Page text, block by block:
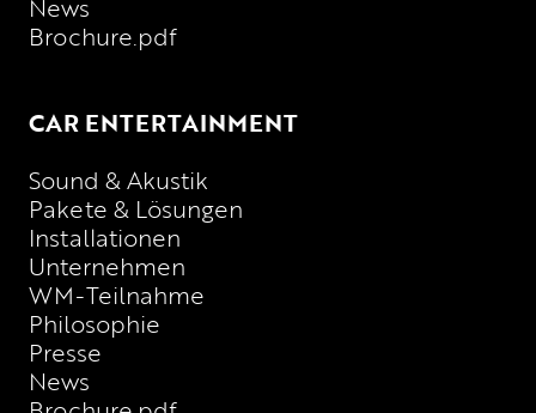
News
Brochure.pdf
CAR ENTERTAINMENT
Sound & Akustik
Pakete & Lösungen
Installationen
Unternehmen
WM-Teilnahme
Philosophie
Presse
News